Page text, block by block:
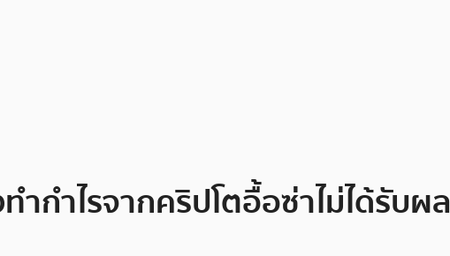
กำไรจากคริปโตอื้อซ่าไม่ได้รับ